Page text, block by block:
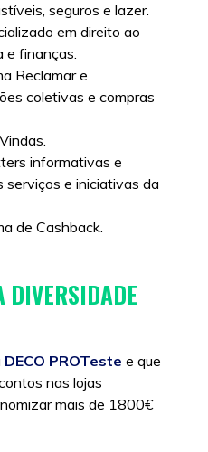
seguros e lazer.
em direito ao
e finanças.
Reclamar e
coletivas e compras
informativas e
serviços e iniciativas da
de Cashback.
DIVERSIDADE
DECO PROTeste e que
nas lojas
mais de 1800€